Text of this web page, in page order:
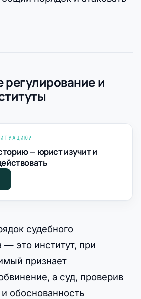
и
— юрист изучит и
судебного
— это институт, при
признает
а суд, проверив
обоснованность